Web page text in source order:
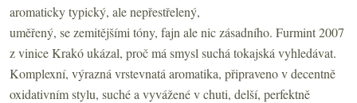
aromaticky typický, ale nepřestřelený,
uměřený, se zemitějšími tóny, fajn ale nic zásadního. Furmint 2007
z vinice Krakó ukázal, proč má smysl suchá tokajská vyhledávat.
Komplexní, výrazná vrstevnatá aromatika, připraveno v decentně
oxidativním stylu, suché a vyvážené v chuti, delší, perfektně